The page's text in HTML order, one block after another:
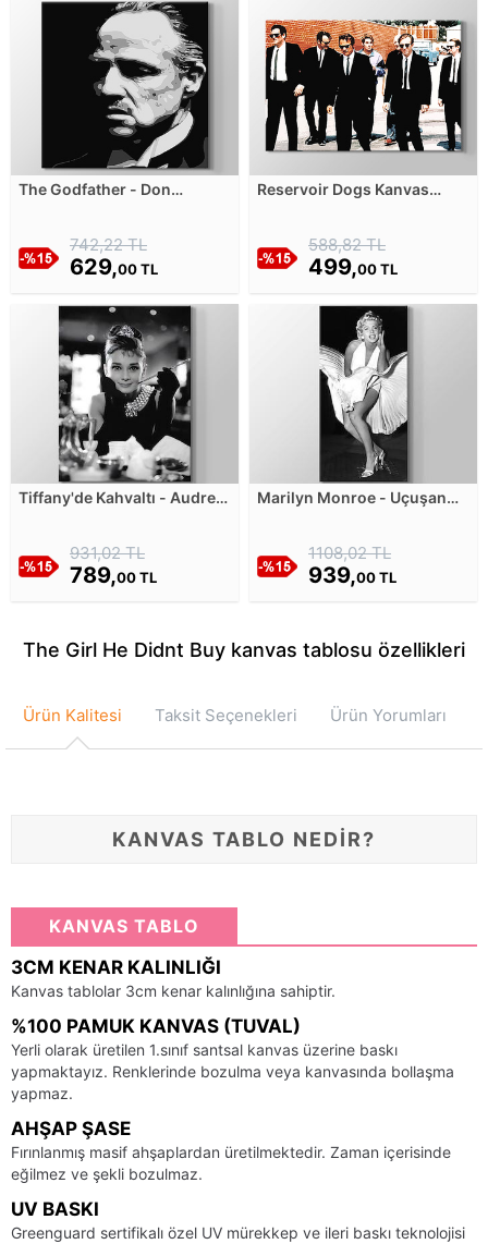
The Godfather - Don
742,22 TL
629,00 TL
Reservoir Dogs Kanvas
588,82 TL
499,00 TL
Tiffany'de Kahvaltı - Audrey
931,02 TL
789,00 TL
Marilyn Monroe - Uçuşan
1108,02 TL
939,00 TL
The Girl He Didnt Buy kanvas tablosu özellikleri
Ürün Kalitesi Taksit Seçenekleri Ürün Yorumları
KANVAS TABLO NEDİR?
KANVAS TABLO
3CM KENAR KALINLIĞI
Kanvas tablolar 3cm kenar kalınlığına sahiptir.
%100 PAMUK KANVAS (TUVAL)
Yerli olarak üretilen 1.sınıf santsal kanvas üzerine baskı
yapmaktayız. Renklerinde bozulma veya kanvasında bollaşma
yapmaz.
AHŞAP ŞASE
Fırınlanmış masif ahşaplardan üretilmektedir. Zaman içerisinde
eğilmez ve şekli bozulmaz.
UV BASKI
Greenguard sertifikalı özel UV mürekkep ve ileri baskı teknolojisi